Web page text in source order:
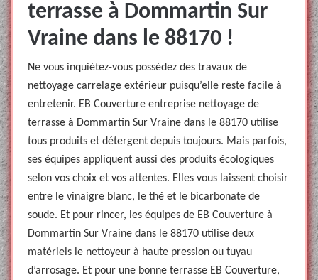
terrasse à Dommartin Sur
Vraine dans le 88170 !
Ne vous inquiétez-vous possédez des travaux de
nettoyage carrelage extérieur puisqu’elle reste facile à
entretenir. EB Couverture entreprise nettoyage de
terrasse à Dommartin Sur Vraine dans le 88170 utilise
tous produits et détergent depuis toujours. Mais parfois,
ses équipes appliquent aussi des produits écologiques
selon vos choix et vos attentes. Elles vous laissent choisir
entre le vinaigre blanc, le thé et le bicarbonate de
soude. Et pour rincer, les équipes de EB Couverture à
Dommartin Sur Vraine dans le 88170 utilise deux
matériels le nettoyeur à haute pression ou tuyau
d’arrosage. Et pour une bonne terrasse EB Couverture,